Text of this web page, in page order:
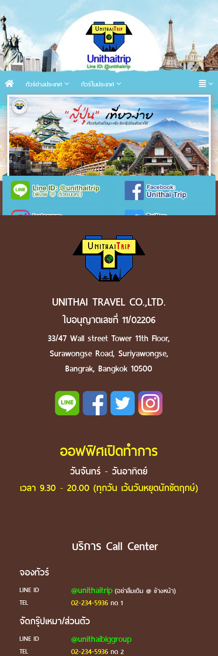
ทัวร์ต่างประเทศ ทัวร์ในประเทศ
UNITHAI TRAVEL CO.,LTD.
ใบอนุญาตเลขที่ 11/02206
33/47 Wall street Tower 11th Floor,
Surawongse Road, Suriyawongse,
Bangrak, Bangkok 10500
ออฟฟิศเปิดทำการ
วันจันทร์ - วันอาทิตย์
เวลา 9.30 - 20.00 (ทุกวัน เว้นวันหยุดนักขัตฤกษ์)
บริการ Call Center
จองทัวร์
LINE ID @unithaitrip(อย่าลืมเติม @ ข้างหน้า)
TEL
02-234-5936กด 1
จัดกรุ๊ปเหมา/ส่วนตัว
LINE ID @unithaibiggroup
TEL 02-234-5936กด 2